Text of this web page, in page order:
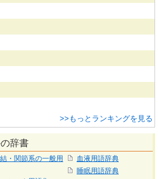
>>もっとランキングを見る
辞書
・関節系の一般用
血液用語辞典
睡眠用語辞典